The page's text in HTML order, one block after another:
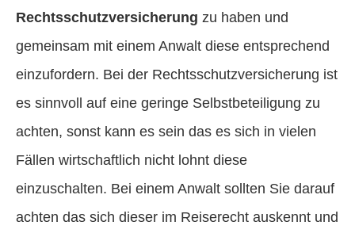
Rechtsschutzversicherung zu haben und
gemeinsam mit einem Anwalt diese entsprechend
einzufordern. Bei der Rechtsschutzversicherung ist
es sinnvoll auf eine geringe Selbstbeteiligung zu
achten, sonst kann es sein das es sich in vielen
Fällen wirtschaftlich nicht lohnt diese
einzuschalten. Bei einem Anwalt sollten Sie darauf
achten das sich dieser im Reiserecht auskennt und